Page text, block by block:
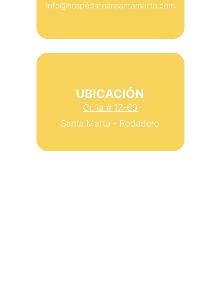
Info@hospédateensantamarta.com
UBICACIÓN
Cr 1a # 17-69
Santa Marta - Rodadero